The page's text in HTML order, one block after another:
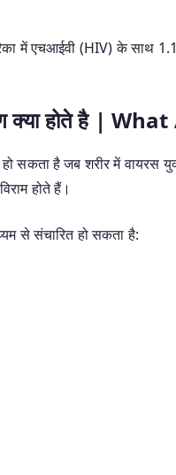
में एचआईवी (HIV) के साथ
क्या होतेहै | What
सकता है जब शरीर में वायरस
होते हैं।
से संचारित हो सकता है: